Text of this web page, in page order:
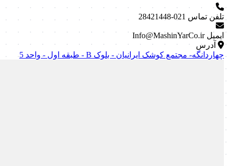
تلفن تماس 021-28421448
ایمیل Info@MashinYarCo.ir
آدرس
چهاردانگه- مجتمع کوشک ایرانیان - بلوک B - طبقه اول - واحد 5